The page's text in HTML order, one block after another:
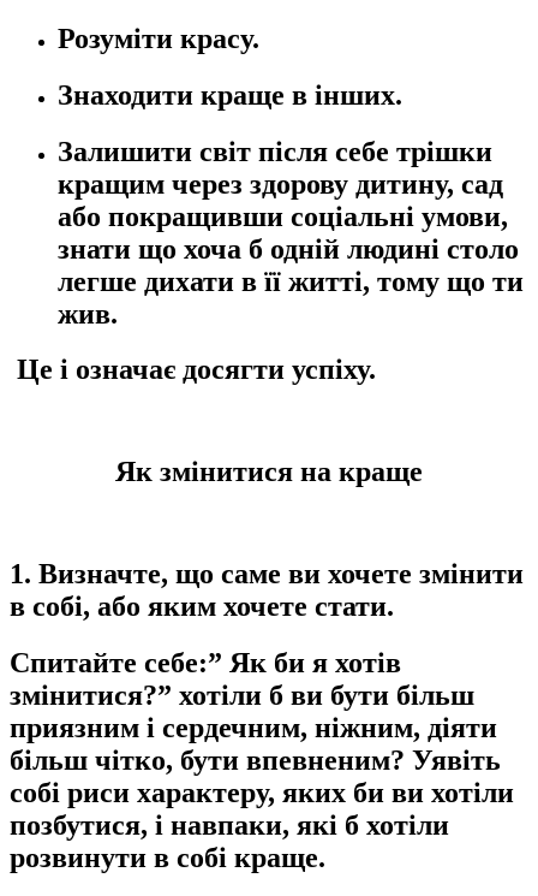
Розуміти красу.
Знаходити краще в інших.
Залишити світ після себе трішки
кращим через здорову дитину, сад
або покращивши соціальні умови,
знати що хоча б одній людині столо
легше дихати в її житті, тому що ти
жив.
Це і означає досягти успіху.
Як змінитися на краще
1. Визначте, що саме ви хочете змінити
в собі, або яким хочете стати.
Спитайте себе:” Як би я хотів
змінитися?” хотіли б ви бути більш
приязним і сердечним, ніжним, діяти
більш чітко, бути впевненим? Уявіть
собі риси характеру, яких би ви хотіли
позбутися, і навпаки, які б хотіли
розвинути в собі краще.